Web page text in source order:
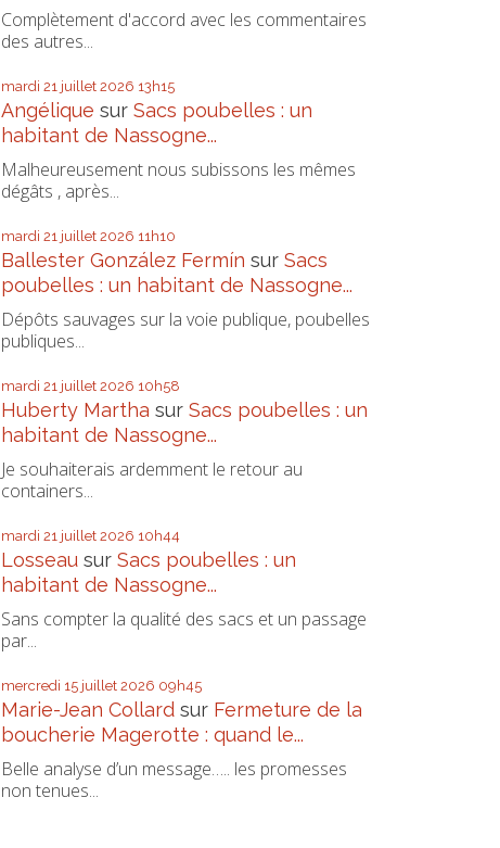
Complètement d'accord avec les commentaires
des autres...
mardi 21 juillet 2026 13h15
Angélique surSacs poubelles : un
habitant de Nassogne...
Malheureusement nous subissons les mêmes
dégâts , après...
mardi 21 juillet 2026 11h10
Ballester González Fermín surSacs
poubelles : un habitant de Nassogne...
Dépôts sauvages sur la voie publique, poubelles
publiques...
mardi 21 juillet 2026 10h58
Huberty Martha surSacs poubelles : un
habitant de Nassogne...
Je souhaiterais ardemment le retour au
containers...
mardi 21 juillet 2026 10h44
Losseau surSacs poubelles : un
habitant de Nassogne...
Sans compter la qualité des sacs et un passage
par...
mercredi 15 juillet 2026 09h45
Marie-Jean Collard sur Fermeture de la
boucherie Magerotte : quand le...
Belle analyse d’un message….. les promesses
non tenues...